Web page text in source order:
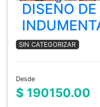
DISEÑO DE
SIN CATEGORIZAR
Desde
$ 190150.00